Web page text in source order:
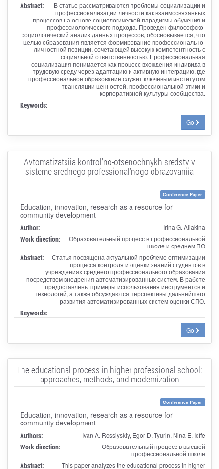
Abstract:
В статье рассматриваются проблемы социализации и
профессионализации личности как взаимосвязанных
процессов на основе социологической парадигмы обучения и
профессиологического подхода. Проведен философско-
социологический анализ данных процессов, обосновывается, что
целью образования является формирование профессионально-
личностной позиции, сочетающей высокую компетентность с
социальной ответственностью. Профессиональная
социализация понимается как процесс вхождения индивида в
трудовую среду через адаптацию и активную интеграцию, где
профессиональное образование служит ключевым институтом
трансляции ценностей, профессиональной этики и
корпоративной культуры сообщества.
Keywords:
Go
Avtomatizatsiia kontrol'no-otsenochnykh sredstv v
sisteme srednego professional'nogo obrazovaniia
Conference Paper
Education, innovation, research as a resource for
community development
Author: Irina G. Aliakina
Work direction:
Образовательный процесс в профессиональной
школе и среднем ПО
Abstract:
Статья посвящена актуальной проблеме оптимизации
процесса контроля и оценки знаний студентов в
учреждениях среднего профессионального образования
посредством внедрения автоматизированных систем. В работе
предоставлены примеры использования инструментов и
технологий, а также обсуждаются перспективы дальнейшего
развития автоматизированных систем оценки СПО.
Keywords:
Go
The educational process in higher professional school:
approaches, methods, and modernization
Conference Paper
Education, innovation, research as a resource for
community development
Authors: Ivan A. Rossiyskiy, Egor D. Tyurin, Nina E. Ioffe
Work direction:
Образовательный процесс в высшей
профессиональной школе
Abstract:
This paper analyzes the educational process in higher